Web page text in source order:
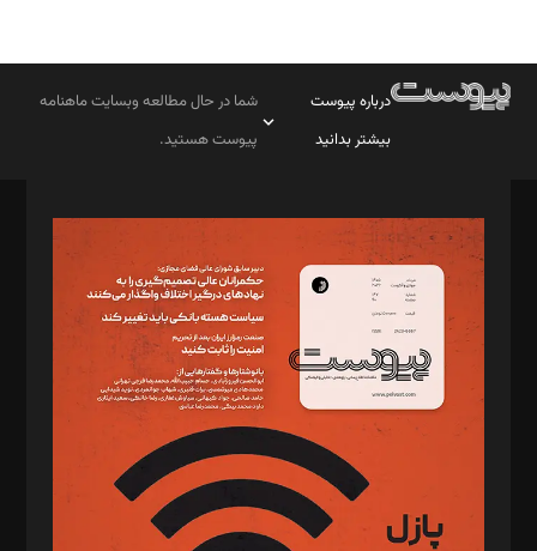
درباره پیوست
بیشتر بدانید
شما در حال مطالعه وبسایت ماهنامه
پیوست هستید.
مدیر مسئول: محمدباقر اثنی‌عشری
سردبیر: مهرک محمودی
دبیر تحریریه: میثم قاسمی
د‌بیر ناداستان: سمانه سمیع
د‌بیر خدمت و تجارت: ابوالفضل رجبی
د‌بیر حقوق فناوری: حسام‌الدین ایپکچی
د‌بیر پیوست جهان: مینا پاکدل
د‌بیر تحریریه آنلاین: بابک نقاش
تحریریه‌: مجتبی محمود‌ی، آرش برهمند، یسنا امان‌پور، سروش کرمیان،
مصطفی مسجدی آرانی، ابوالفضل رجبی، زهرا فکرانه، فائزه فتحی